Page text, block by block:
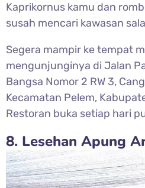
Kaprikornus kamu dan
susah mencari kawasan
Segera mampir ke tempat
mengunjunginya di Jalan
Bangsa Nomor 2 RW 3,
Kecamatan Pelem,
Restoran buka setiap hari
8. Lesehan Apung